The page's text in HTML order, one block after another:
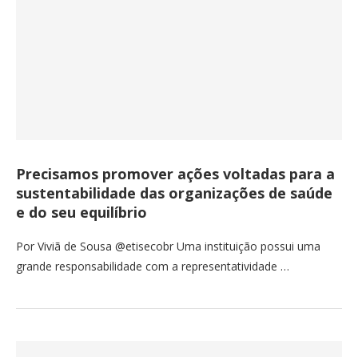
Precisamos promover ações voltadas para a
sustentabilidade das organizações de saúde
e do seu equilíbrio
Por Viviã de Sousa @etisecobr Uma instituição possui uma
grande responsabilidade com a representatividade …